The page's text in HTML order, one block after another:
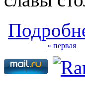
Страницы
« первая